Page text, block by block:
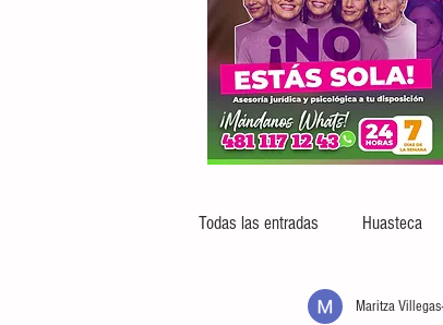
Todas las entradas Huasteca
Maritza Villegas